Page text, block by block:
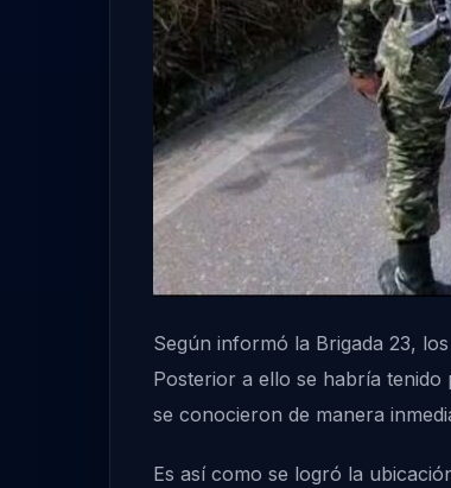
Según informó la Brigada 23,
Posterior a ello se habría
se conocieron de manera
Es así como se logró la